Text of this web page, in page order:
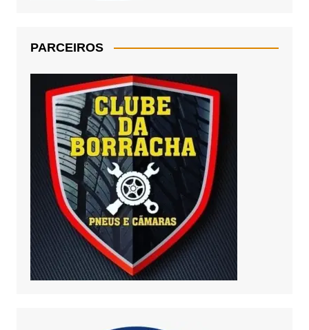
PARCEIROS